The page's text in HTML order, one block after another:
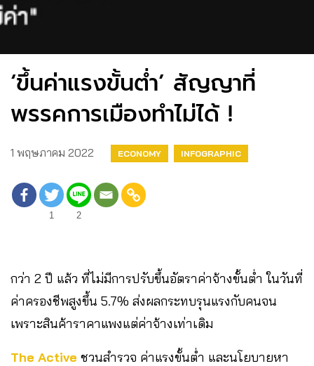
‘ขึ้นค่าแรงขั้นต่ำ’ สัญญาที่
พรรคการเมืองทำไม่ได้ !
1 พฤษภาคม 2022 ECONOMY INFOGRAPHIC
1 2
กว่า 2 ปี แล้ว ที่ไม่มีการปรับขึ้นอัตราค่าจ้างขั้นต่ำ ในวันที่
ค่าครองชีพสูงขึ้น 5.7% ส่งผลกระทบรุนแรงกับคนจน
เพราะสินค้าราคาแพงแต่ค่าจ้างเท่าเดิม
The Active ชวนสำรวจ ค่าแรงขั้นต่ำ และนโยบายหา